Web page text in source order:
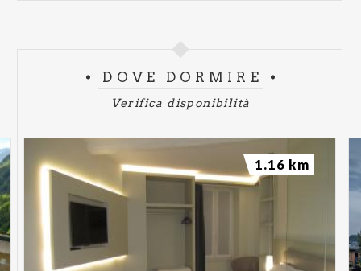
DOVE DORMIRE
Verifica disponibilità
1.16 km